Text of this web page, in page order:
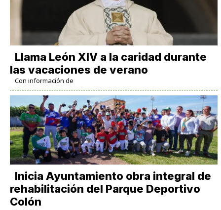
Llama León XIV a la caridad durante
las vacaciones de verano
Con información de
Inicia Ayuntamiento obra integral de
rehabilitación del Parque Deportivo
Colón